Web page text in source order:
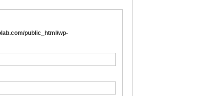
public_html/wp-